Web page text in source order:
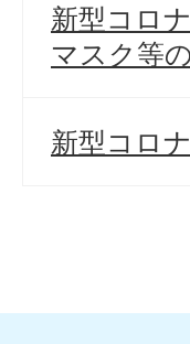
新型コロ
マスク等
新型コロ